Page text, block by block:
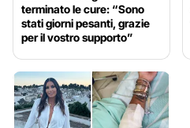
terminato le cure: “Sono
stati giorni pesanti, grazie
per il vostro supporto”